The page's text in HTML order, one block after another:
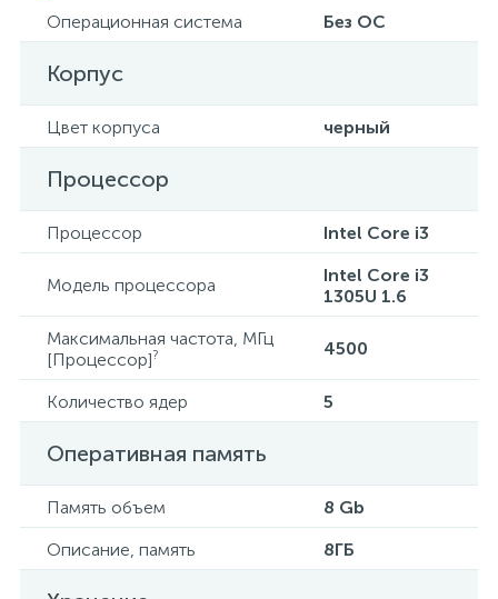
Операционная система Без ОС
Корпус
Цвет корпуса черный
Процессор
Процессор Intel Core i3
Модель процессора
Intel Core i3
1305U 1.6
Максимальная частота, МГц
[Процессор]? 4500
Количество ядер 5
Оперативная память
Память объем
8 Gb
Описание, память
8ГБ